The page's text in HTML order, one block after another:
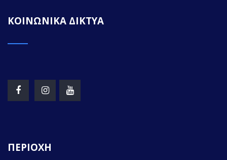
ΚΟΙΝΩΝΙΚΑ ΔΙΚΤΥΑ
ΠΕΡΙΟΧΗ